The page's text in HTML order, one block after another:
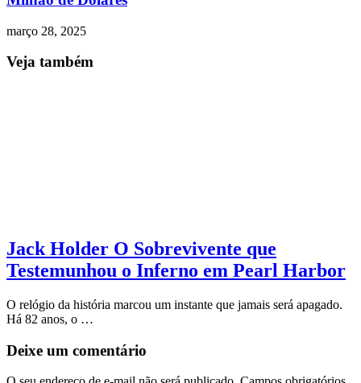
março 28, 2025
Veja também
Jack Holder O Sobrevivente que
Testemunhou o Inferno em Pearl Harbor
O relógio da história marcou um instante que jamais será apagado.
Há 82 anos, o …
Deixe um comentário